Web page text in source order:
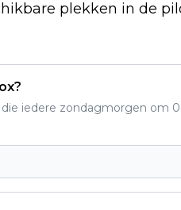
plekken in de
iedere zondagmorgen om